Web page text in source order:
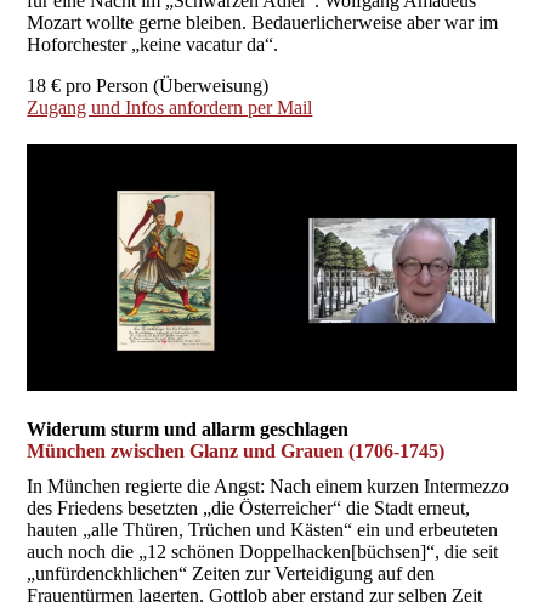
Mozart wollte gerne bleiben. Bedauerlicherweise aber war im
Hoforchester „keine vacatur da“.
18 € pro Person (Überweisung)
Zugang und Infos anfordern per Mail
Widerum sturm und allarm geschlagen
München zwischen Glanz und Grauen (1706-1745)
In München regierte die Angst: Nach einem kurzen Intermezzo
des Friedens besetzten „die Österreicher“ die Stadt erneut,
hauten „alle Thüren, Trüchen und Kästen“ ein und erbeuteten
auch noch die „12 schönen Doppelhacken[büchsen]“, die seit
„unfürdenckhlichen“ Zeiten zur Verteidigung auf den
Frauentürmen lagerten. Gottlob aber erstand zur selben Zeit